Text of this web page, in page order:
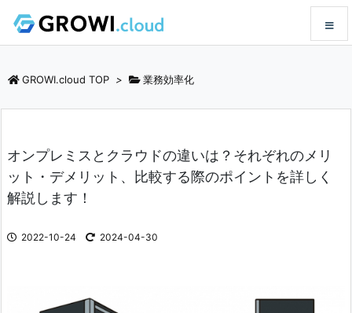
GROWI.cloud TOP > 業務効率化
オンプレミスとクラウドの違いは？それぞれのメリ
ット・デメリット、比較する際のポイントを詳しく
解説します！
2022-10-24 2024-04-30